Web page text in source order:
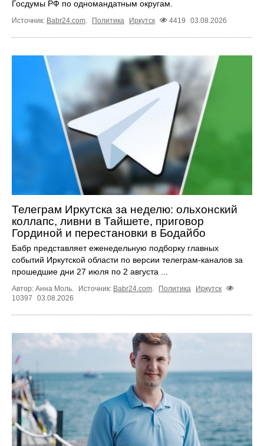
Госдумы РФ по одномандатным округам.
Источник: Babr24.com. Политика Иркутск 4419 03.08.2026
Телеграм Иркутска за неделю: ольхонский
коллапс, ливни в Тайшете, приговор
Гординой и перестановки в Бодайбо
Бабр представляет еженедельную подборку главных
событий Иркутской области по версии телеграм-каналов за
прошедшие дни 27 июля по 2 августа ...
Автор: Анна Моль. Источник: Babr24.com Политика
Иркутск
10397
03.08.2026